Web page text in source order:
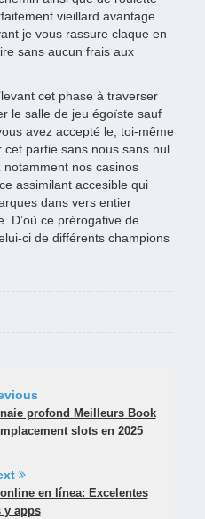
vieillard avantage
je vous rassure claque en
sans aucun frais aux
cet phase à traverser
le salle de jeu égoïste sauf
avez accepté le, toi-même
partie sans nous sans nul
notamment nos casinos
assimilant accesible qui
dans vers entier
D’où ce prérogative de
ci de différents champions
profond Meilleurs Book
slots en 2025
en línea: Excelentes
y apps